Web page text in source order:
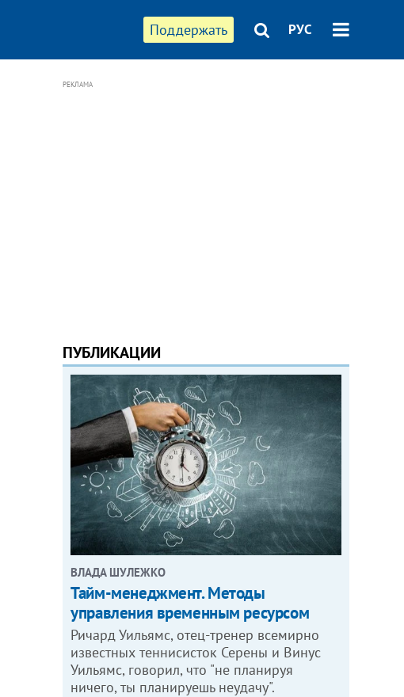
Поддержать РУС
РЕКЛАМА
ПУБЛИКАЦИИ
ВЛАДА ШУЛЕЖКО
Тайм-менеджмент. Методы
управления временным ресурсом
Ричард Уильямс, отец-тренер всемирно
известных теннисисток Серены и Винус
Уильямс, говорил, что "не планируя
ничего, ты планируешь неудачу".